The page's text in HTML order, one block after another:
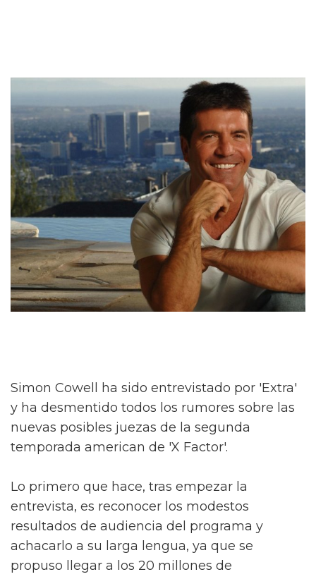
Simon Cowell ha sido entrevistado por 'Extra'
y ha desmentido todos los rumores sobre las
nuevas posibles juezas de la segunda
temporada american de 'X Factor'.
Lo primero que hace, tras empezar la
entrevista, es reconocer los modestos
resultados de audiencia del programa y
achacarlo a su larga lengua, ya que se
propuso llegar a los 20 millones de